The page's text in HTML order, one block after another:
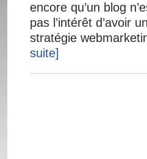
encore qu’un blog
pas l’intérêt d’avoir
stratégie
suite]